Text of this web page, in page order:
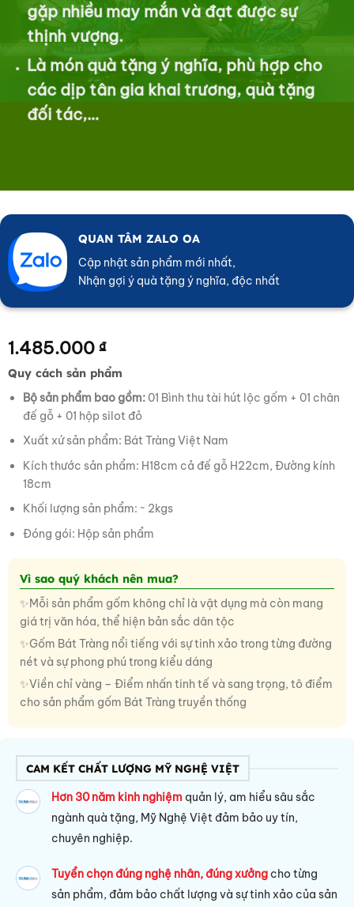
gặp nhiều may mắn và đạt được sự
thịnh vượng.
Là món quà tặng ý nghĩa, phù hợp cho
các dịp tân gia khai trương, quà tặng
đối tác,…
QUAN TÂM ZALO OA
Cập nhật sản phẩm mới nhất,
Nhận gợi ý quà tặng ý nghĩa, độc nhất
1.485.000 ₫
Quy cách sản phẩm
Bộ sản phẩm bao gồm:01 Bình thu tài hút lộc gốm + 01 chân
đế gỗ + 01 hộp silot đỏ
Xuất xứ sản phẩm: Bát Tràng Việt Nam
Kích thước sản phẩm: H18cm cả đế gỗ H22cm, Đường kính
18cm
Khối lượng sản phẩm: ~ 2kgs
Đóng gói: Hộp sản phẩm
Vì sao quý khách nên mua?
✨Mỗi sản phẩm gốm không chỉ là vật dụng mà còn mang
giá trị văn hóa, thể hiện bản sắc dân tộc
✨Gốm Bát Tràng nổi tiếng với sự tinh xảo trong từng đường
nét và sự phong phú trong kiểu dáng
✨Viền chỉ vàng – Điểm nhấn tinh tế và sang trọng, tô điểm
cho sản phẩm gốm Bát Tràng truyền thống
CAM KẾT CHẤT LƯỢNG MỸ NGHỆ VIỆT
Hơn 30 năm kinh nghiệm quản lý, am hiểu sâu sắc
ngành quà tặng, Mỹ Nghệ Việt đảm bảo uy tín,
chuyên nghiệp.
Tuyển chọn đúng nghệ nhân, đúng xưởng cho từng
sản phẩm, đảm bảo chất lượng và sự tinh xảo của sản